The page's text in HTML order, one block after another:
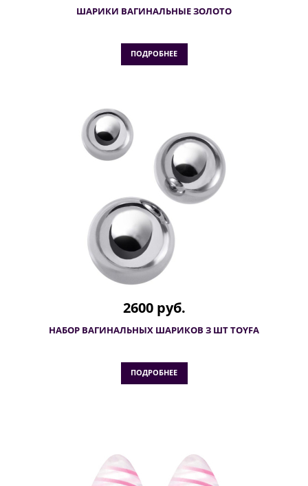
ШАРИКИ ВАГИНАЛЬНЫЕ ЗОЛОТО
ПОДРОБНЕЕ
2600 руб.
НАБОР ВАГИНАЛЬНЫХ ШАРИКОВ З ШТ TOYFA
ПОДРОБНЕЕ